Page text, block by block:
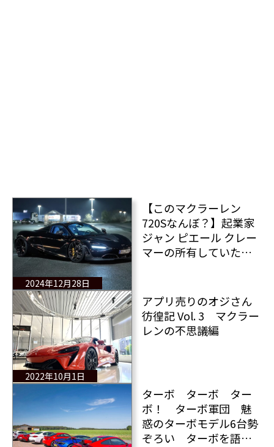
2024年12月28日
【このマクラーレン
720Sなんぼ？】起業家
ジャン ピエール クレー
マーの所有していた唯
2022年10月1日
アプリ売りのオジさん
彷徨記 Vol. 3 マクラー
レンの不思議編
ターボ ターボ ター
ボ！ ターボ軍団 魅
惑のターボモデル6台勢
ぞろい ターボを語ろ